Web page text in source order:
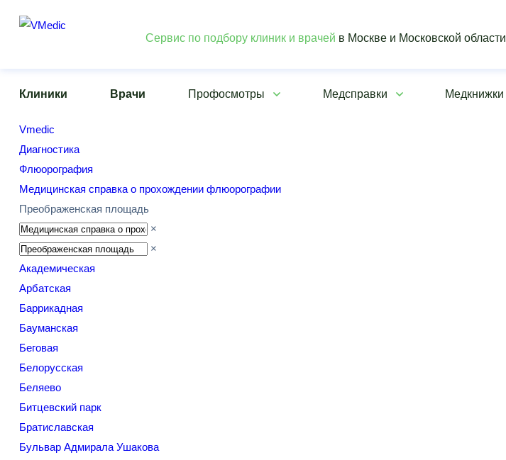
Сервис по подбору клиник и врачей в Москве и Московской области
Клиники Врачи Профосмотры Медсправки Медкнижки
Vmedic
Диагностика
Флюорография
Медицинская справка о прохождении флюорографии
Преображенская площадь
×
×
Академическая
Арбатская
Баррикадная
Бауманская
Беговая
Белорусская
Беляево
Битцевский парк
Братиславская
Бульвар Адмирала Ушакова